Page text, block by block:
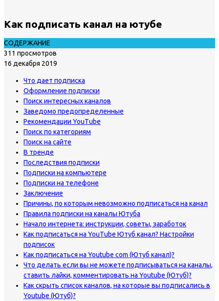
Как подписать канал на ютубе
СОДЕРЖАНИЕ
311 просмотров
16 декабря 2019
Что дает подписка
Оформление подписки
Поиск интересных каналов
Заведомо предопределенные
Рекомендации YouTube
Поиск по категориям
Поиск на сайте
В тренде
Последствия подписки
Подписки на компьютере
Подписки на телефоне
Заключение
Причины, по которым невозможно подписаться на канал
Правила подписки на каналы Ютуба
Начало интернета: инструкции, советы, заработок
Как подписаться на YouTube Ютуб канал? Настройки
подписок
Как подписаться на Youtube com (Ютуб канал)?
Что делать если вы не можете подписываться на каналы,
ставить лайки, комментировать на Youtube (Ютуб)?
Как скрыть список каналов, на которые вы подписались в
Youtube (Ютуб)?